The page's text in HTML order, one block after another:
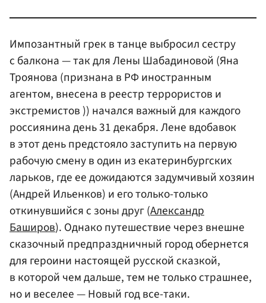
Импозантный грек в танце выбросил сестру
с балкона — так для Лены Шабадиновой (Яна
Троянова (признана в РФ иностранным
агентом, внесена в реестр террористов и
экстремистов )) начался важный для каждого
россиянина день 31 декабря. Лене вдобавок
в этот день предстояло заступить на первую
рабочую смену в один из екатеринбургских
ларьков, где ее дожидаются задумчивый хозяин
(Андрей Ильенков) и его только-только
откинувшийся с зоны друг (Александр
Баширов). Однако путешествие через внешне
сказочный предпраздничный город обернется
для героини настоящей русской сказкой,
в которой чем дальше, тем не только страшнее,
но и веселее — Новый год все-таки.